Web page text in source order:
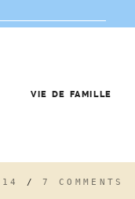
VIE DE FAMILLE
/7 COMMENTS